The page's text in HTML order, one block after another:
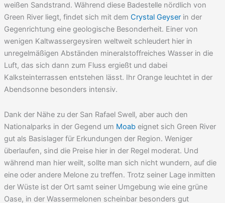
weißen Sandstrand. Während diese Badestelle nördlich von
Green River liegt, findet sich mit dem Crystal Geyserin der
Gegenrichtung eine geologische Besonderheit. Einer von
wenigen Kaltwassergeysiren weltweit schleudert hier in
unregelmäßigen Abständen mineralstoffreiches Wasser in die
Luft, das sich dann zum Fluss ergießt und dabei
Kalksteinterrassen entstehen lässt. Ihr Orange leuchtet in der
Abendsonne besonders intensiv.
Dank der Nähe zu der San Rafael Swell, aber auch den
Nationalparks in der Gegend um Moabeignet sich Green River
gut als Basislager für Erkundungen der Region. Weniger
überlaufen, sind die Preise hier in der Regel moderat. Und
während man hier weilt, sollte man sich nicht wundern, auf die
eine oder andere Melone zu treffen. Trotz seiner Lage inmitten
der Wüste ist der Ort samt seiner Umgebung wie eine grüne
Oase, in der Wassermelonen scheinbar besonders gut